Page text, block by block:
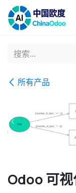
跳至内容
所有产品
Odoo 可